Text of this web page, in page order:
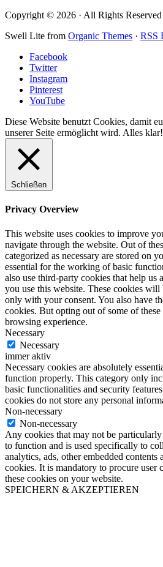
Copyright © 2026 · All Rights
Swell Lite from Organic Themes · RSS
Facebook
Twitter
Instagram
Pinterest
YouTube
Diese Website benutzt Cookies, damit
unserer Seite ermöglicht wird. Alles klar!
Schließen
Privacy Overview
This website uses cookies to improve
navigate through the website. Out of
categorized as necessary are stored on
essential for the working of basic
also use third-party cookies that help us
you use this website. These cookies
only with your consent. You also have
cookies. But opting out of some of
browsing experience.
Necessary
Necessary
immer aktiv
Necessary cookies are absolutely
function properly. This category only
basic functionalities and security
cookies do not store any personal
Non-necessary
Non-necessary
Any cookies that may not be
to function and is used specifically to
analytics, ads, other embedded contents
cookies. It is mandatory to procure user
these cookies on your website.
SPEICHERN & AKZEPTIEREN